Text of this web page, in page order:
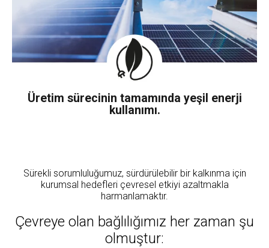
Üretim sürecinin tamamında yeşil enerji
kullanımı.
Sürekli sorumluluğumuz, sürdürülebilir bir kalkınma için
kurumsal hedefleri çevresel etkiyi azaltmakla
harmanlamaktır.
Çevreye olan bağlılığımız her zaman şu
olmuştur: